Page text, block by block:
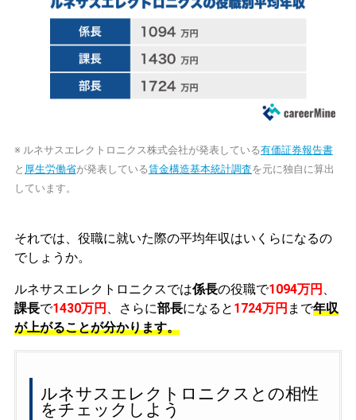
※ ルネサスエレクトロニクス株式会社が発表している有価証券報告書
と 厚生労働省が発表している賃金構造基本統計調査を元に独自に算出
しています。
それでは、役職に就いた際の平均年収はいくらになるの
でしょうか。
ルネサスエレクトロニクスでは係長の役職で1094万円
課長で1430万円 、さらに部長になると 1724万円 まで年収
が上がることが分かります。
ルネサスエレクトロニクスとの相性
をチェックしよう